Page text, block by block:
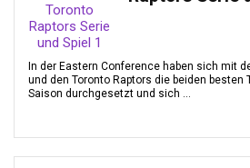
In der Eastern Conference haben sich mit
und den Toronto Raptors die beiden besten
Saison durchgesetzt und sich ...